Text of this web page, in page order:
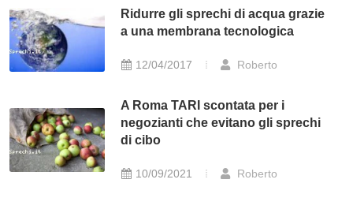
Ridurre gli sprechi di acqua grazie
a una membrana tecnologica
12/04/2017 Roberto
A Roma TARI scontata per i
negozianti che evitano gli sprechi
di cibo
10/09/2021 Roberto